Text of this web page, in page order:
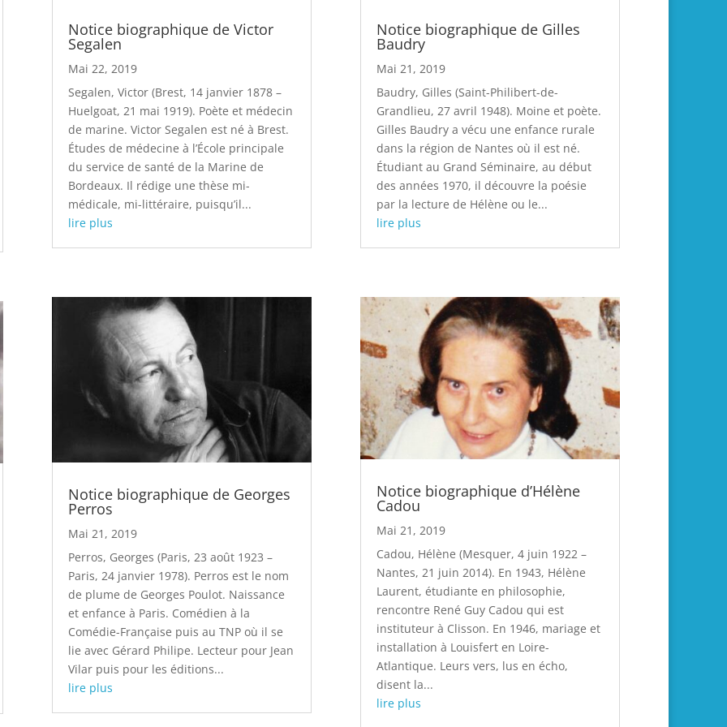
Notice biographique de Victor
Segalen
Mai 22, 2019
Segalen, Victor (Brest, 14 janvier 1878 –
Huelgoat, 21 mai 1919). Poète et médecin
de marine. Victor Segalen est né à Brest.
Études de médecine à l’École principale
du service de santé de la Marine de
Bordeaux. Il rédige une thèse mi-
médicale, mi-littéraire, puisqu’il...
lire plus
Notice biographique de Georges
Perros
Mai 21, 2019
Perros, Georges (Paris, 23 août 1923 –
Paris, 24 janvier 1978). Perros est le nom
de plume de Georges Poulot. Naissance
et enfance à Paris. Comédien à la
Comédie-Française puis au TNP où il se
lie avec Gérard Philipe. Lecteur pour Jean
Vilar puis pour les éditions...
lire plus
Notice biographique de Gilles
Baudry
Mai 21, 2019
Baudry, Gilles (Saint-Philibert-de-
Grandlieu, 27 avril 1948). Moine et poète.
Gilles Baudry a vécu une enfance rurale
dans la région de Nantes où il est né.
Étudiant au Grand Séminaire, au début
des années 1970, il découvre la poésie
par la lecture de Hélène ou le...
lire plus
Notice biographique d’Hélène
Cadou
Mai 21, 2019
Cadou, Hélène (Mesquer, 4 juin 1922 –
Nantes, 21 juin 2014). En 1943, Hélène
Laurent, étudiante en philosophie,
rencontre René Guy Cadou qui est
instituteur à Clisson. En 1946, mariage et
installation à Louisfert en Loire-
Atlantique. Leurs vers, lus en écho,
disent la...
lire plus